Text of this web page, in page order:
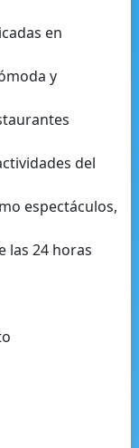
en
y
del
espectáculos,
las 24 horas